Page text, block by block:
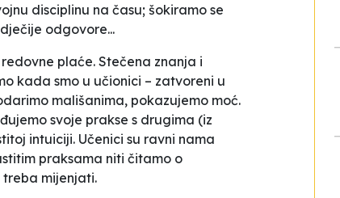
disciplinu na času; šokiramo se
odgovore...
plaće. Stečena znanja i
kada smo u učionici – zatvoreni u
mališanima, pokazujemo moć.
svoje prakse s drugima (iz
intuiciji. Učenici su ravni nama
praksama niti čitamo o
mijenjati.